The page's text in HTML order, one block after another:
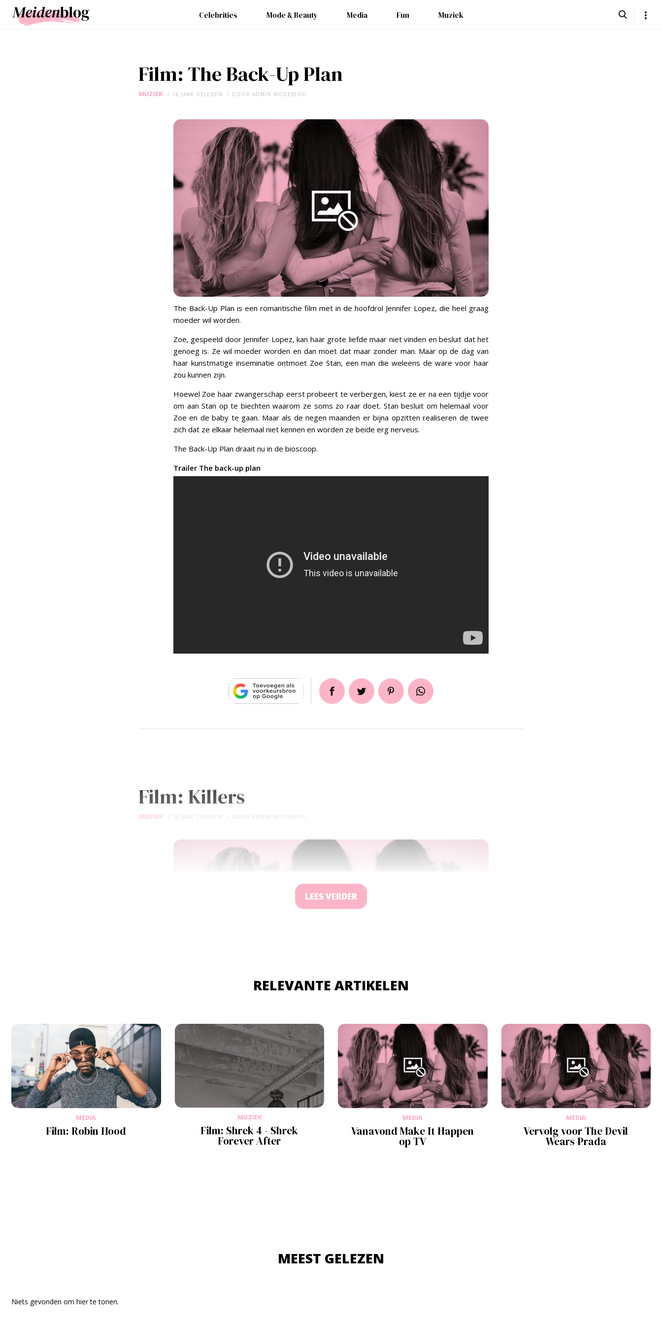
Celebrities Mode & Beauty Media Fun Muziek
Film: The Back-Up Plan
MUZIEK 16 JAAR GELEDEN DOOR ADMIN MODEBLOG
The Back-Up Plan is een romantische film met in de hoofdrol Jennifer Lopez, die heel graag
moeder wil worden.
Zoe, gespeeld door Jennifer Lopez, kan haar grote liefde maar niet vinden en besluit dat het
genoeg is. Ze wil moeder worden en dan moet dat maar zonder man. Maar op de dag van
haar kunstmatige inseminatie ontmoet Zoe Stan, een man die weleens de ware voor haar
zou kunnen zijn.
Hoewel Zoe haar zwangerschap eerst probeert te verbergen, kiest ze er na een tijdje voor
om aan Stan op te biechten waarom ze soms zo raar doet. Stan besluit om helemaal voor
Zoe en de baby te gaan. Maar als de negen maanden er bijna opzitten realiseren de twee
zich dat ze elkaar helemaal niet kennen en worden ze beide erg nerveus.
The Back-Up Plan draait nu in de bioscoop.
Trailer The back-up plan
Film: Killers
MUZIEK 16 JAAR GELEDEN DOOR ADMIN MODEBLOG
LEES VERDER
RELEVANTE ARTIKELEN
MEDIA
Film: Robin Hood
MUZIEK
Film: Shrek 4 - Shrek
Forever After
MEDIA
Vanavond Make It Happen
op TV
MEDIA
Vervolg voor The Devil
Wears Prada
MEEST GELEZEN
Niets gevonden om hier te tonen.